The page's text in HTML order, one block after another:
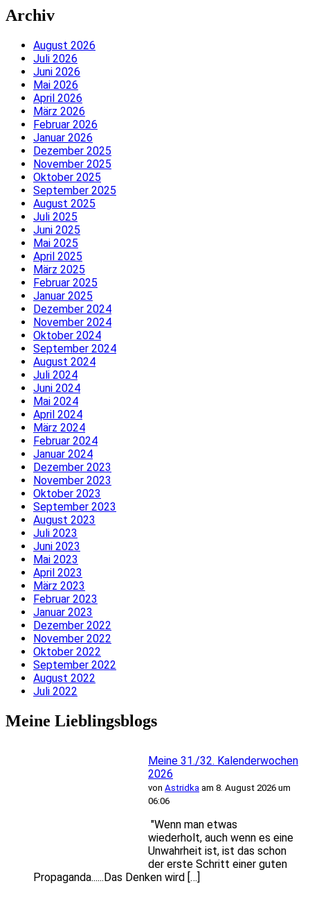
Archiv
August 2026
Juli 2026
Juni 2026
Mai 2026
April 2026
März 2026
Februar 2026
Januar 2026
Dezember 2025
November 2025
Oktober 2025
September 2025
August 2025
Juli 2025
Juni 2025
Mai 2025
April 2025
März 2025
Februar 2025
Januar 2025
Dezember 2024
November 2024
Oktober 2024
September 2024
August 2024
Juli 2024
Juni 2024
Mai 2024
April 2024
März 2024
Februar 2024
Januar 2024
Dezember 2023
November 2023
Oktober 2023
September 2023
August 2023
Juli 2023
Juni 2023
Mai 2023
April 2023
März 2023
Februar 2023
Januar 2023
Dezember 2022
November 2022
Oktober 2022
September 2022
August 2022
Juli 2022
Meine Lieblingsblogs
Meine 31./32. Kalenderwochen
2026
von Astridka am 8. August 2026 um
06:06
"Wenn man etwas
wiederholt, auch wenn es eine
Unwahrheit ist, ist das schon
der erste Schritt einer guten
Propaganda......Das Denken wird […]